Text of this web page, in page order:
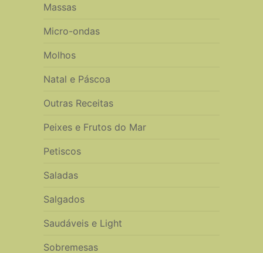
Massas
Micro-ondas
Molhos
Natal e Páscoa
Outras Receitas
Peixes e Frutos do Mar
Petiscos
Saladas
Salgados
Saudáveis e Light
Sobremesas